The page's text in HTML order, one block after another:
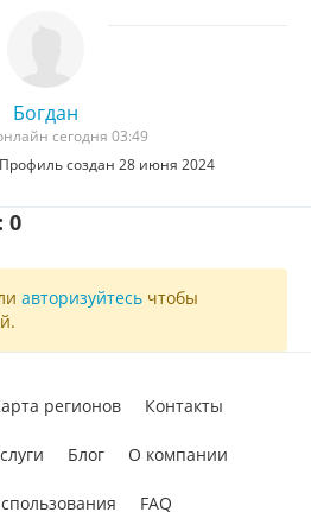
Богдан
сегодня 03:49
Профиль создан 28 июня 2024
0
авторизуйтесь чтобы
регионов Контакты
Блог О компании
FAQ